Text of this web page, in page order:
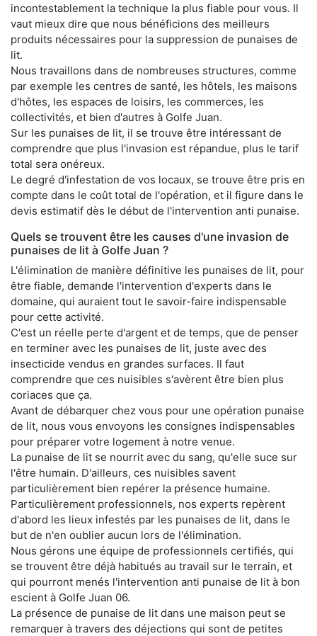
incontestablement la technique la plus fiable pour vous. Il
vaut mieux dire que nous bénéficions des meilleurs
produits nécessaires pour la suppression de punaises de
lit.
Nous travaillons dans de nombreuses structures, comme
par exemple les centres de santé, les hôtels, les maisons
d'hôtes, les espaces de loisirs, les commerces, les
collectivités, et bien d'autres à Golfe Juan.
Sur les punaises de lit, il se trouve être intéressant de
comprendre que plus l'invasion est répandue, plus le tarif
total sera onéreux.
Le degré d'infestation de vos locaux, se trouve être pris en
compte dans le coût total de l'opération, et il figure dans le
devis estimatif dès le début de l'intervention anti punaise.
Quels se trouvent être les causes d'une invasion de
punaises de lit à Golfe Juan ?
L'élimination de manière définitive les punaises de lit, pour
être fiable, demande l'intervention d'experts dans le
domaine, qui auraient tout le savoir-faire indispensable
pour cette activité.
C'est un réelle perte d'argent et de temps, que de penser
en terminer avec les punaises de lit, juste avec des
insecticide vendus en grandes surfaces. Il faut
comprendre que ces nuisibles s'avèrent être bien plus
coriaces que ça.
Avant de débarquer chez vous pour une opération punaise
de lit, nous vous envoyons les consignes indispensables
pour préparer votre logement à notre venue.
La punaise de lit se nourrit avec du sang, qu'elle suce sur
l'être humain. D'ailleurs, ces nuisibles savent
particulièrement bien repérer la présence humaine.
Particulièrement professionnels, nos experts repèrent
d'abord les lieux infestés par les punaises de lit, dans le
but de n'en oublier aucun lors de l'élimination.
Nous gérons une équipe de professionnels certifiés, qui
se trouvent être déjà habitués au travail sur le terrain, et
qui pourront menés l'intervention anti punaise de lit à bon
escient à Golfe Juan 06.
La présence de punaise de lit dans une maison peut se
remarquer à travers des déjections qui sont de petites